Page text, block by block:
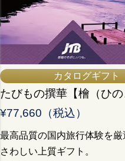
カタログギフ
たびもの撰華【檜（ひの
¥77,660（税込）
最高品質の国内旅行体験を
さわしい上質ギフト。